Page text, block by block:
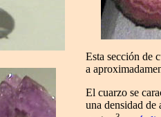
Esta sección de
a
El cuarzo se
una densidad de